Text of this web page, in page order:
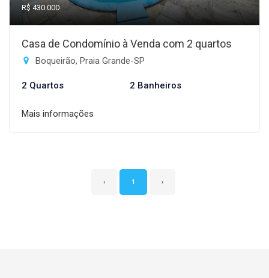
R$ 430.000
Casa de Condomínio à Venda com 2 quartos
Boqueirão, Praia Grande-SP
2 Quartos 2 Banheiros
Mais informações
‹ 1 ›